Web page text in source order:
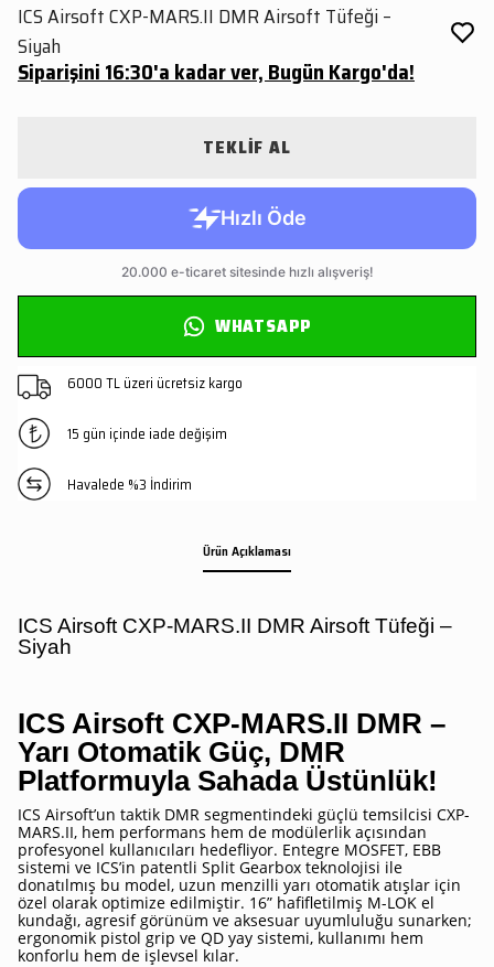
ICS Airsoft CXP-MARS.II DMR Airsoft Tüfeği –
Siyah
Siparişini 16:30'a kadar ver, Bugün Kargo'da!
TEKLİF AL
WHATSAPP
6000 TL üzeri ücretsiz kargo
15 gün içinde iade değişim
Havalede %3 İndirim
Ürün Açıklaması
ICS Airsoft CXP-MARS.II DMR Airsoft Tüfeği –
Siyah
ICS Airsoft CXP-MARS.II DMR –
Yarı Otomatik Güç, DMR
Platformuyla Sahada Üstünlük!
ICS Airsoft’un taktik DMR segmentindeki güçlü temsilcisi CXP-
MARS.II, hem performans hem de modülerlik açısından
profesyonel kullanıcıları hedefliyor. Entegre MOSFET, EBB
sistemi ve ICS’in patentli Split Gearbox teknolojisi ile
donatılmış bu model, uzun menzilli yarı otomatik atışlar için
özel olarak optimize edilmiştir. 16” hafifletilmiş M-LOK el
kundağı, agresif görünüm ve aksesuar uyumluluğu sunarken;
ergonomik pistol grip ve QD yay sistemi, kullanımı hem
konforlu hem de işlevsel kılar.